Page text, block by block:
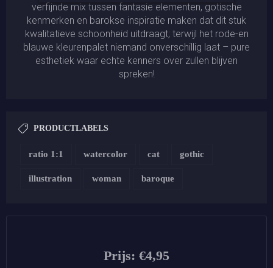
verfijnde mix tussen fantasie elementen, gotische
kenmerken en barokse inspiratie maken dat dit stuk
kwalitatieve schoonheid uitdraagt; terwijl het rode-en
blauwe kleurenpalet niemand onverschillig laat – pure
esthetiek waar echte kenners over zullen blijven
spreken!
PRODUCTLABELS
ratio 1:1 watercolor cat gothic
illustration woman baroque
Prijs: €4,95